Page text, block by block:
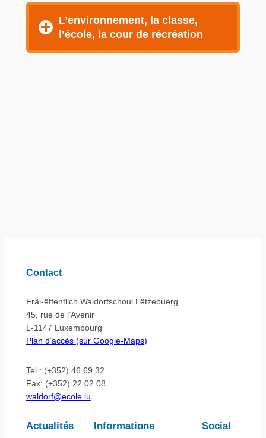
L’environnement, la classe,
l’école, la cour de récréation
Contact
Fräi-ëffentlich Waldorfschoul Lëtzebuerg
45, rue de l’Avenir
L-1147 Luxembourg
Plan d’accès (sur Google-Maps)
Tel.: (+352) 46 69 32
Fax: (+352) 22 02 08
waldorf@ecole.lu
Actualités Informations Social